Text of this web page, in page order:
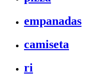
empanadas
camiseta
ri